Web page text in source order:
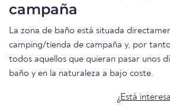
campaña
La zona de baño está situada
camping/tienda de campaña y, por
todos aquellos que quieran pasar unos
baño y en la naturaleza a bajo coste.
¿Está